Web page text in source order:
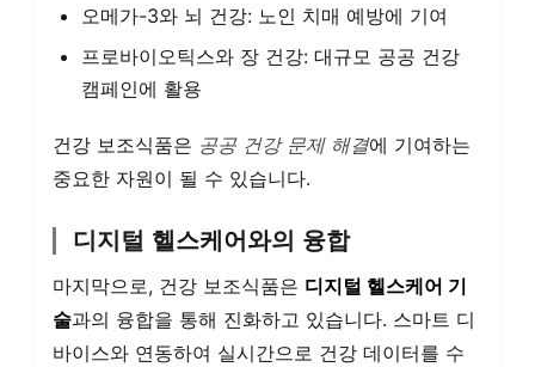
오메가-3와 뇌 건강: 노인 치매 예방에 기여
프로바이오틱스와 장 건강: 대규모 공공 건강
캠페인에 활용
건강 보조식품은 공공 건강 문제 해결에 기여하는
중요한 자원이 될 수 있습니다.
디지털 헬스케어와의 융합
마지막으로, 건강 보조식품은 디지털 헬스케어 기
술과의 융합을 통해 진화하고 있습니다. 스마트 디
바이스와 연동하여 실시간으로 건강 데이터를 수